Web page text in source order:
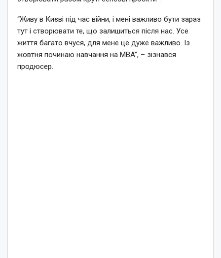
“Живу в Києві під час війни, і мені важливо бути зараз
тут і створювати те, що залишиться після нас. Усе
життя багато вчуся, для мене це дуже важливо. Із
жовтня починаю навчання на MBA”, – зізнався
продюсер.